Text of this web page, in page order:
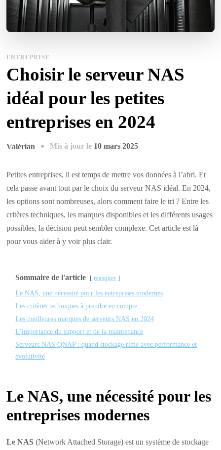
ENTREPRISE
Choisir le serveur NAS
idéal pour les petites
entreprises en 2024
Valérian Mis à jour le 10 mars 2025
Petites entreprises, il est temps de mettre vos données à l’abri. Et
cela passe avant tout par le choix du serveur NAS idéal. En 2024,
les options sont nombreuses, alors comment faire le tri ? Entre les
critères techniques, les marques disponibles et les différents usages
possibles, la décision peut sembler complexe. Cet article est là
pour vous aider à y voir plus clair.
Sommaire de l'article masquer
Le NAS, une nécessité pour les entreprises modernes
Les critères techniques à prendre en compte
Les meilleures marques de serveurs NAS en 2024
L’importance du support et de la maintenance
Serveurs NAS QNAP : quand stockage rime avec performance et
évolutivité
Le NAS, une nécessité pour les
entreprises modernes
Le NAS (Network Attached Storage) est un système de stockage